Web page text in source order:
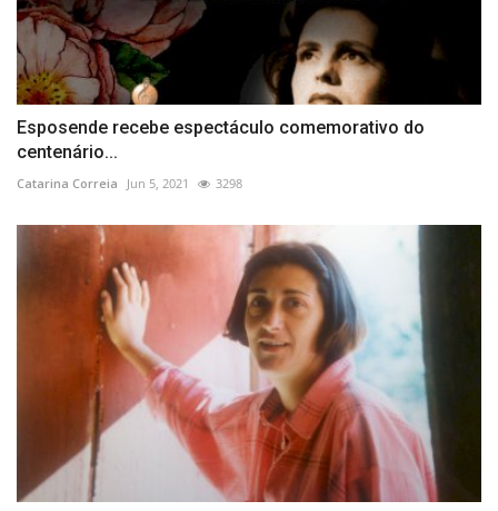
Esposende recebe espectáculo comemorativo do
centenário...
Catarina Correia Jun 5, 2021 3298